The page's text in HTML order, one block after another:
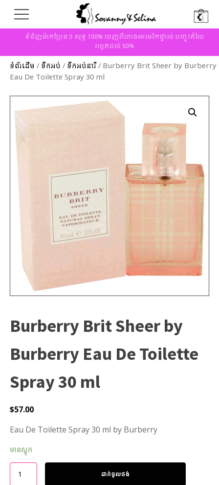
ទំនិញម៉ាកប្រែនៗ សុទ្ធ 100% ចេញពីហាងអាមេរិកផ្ទាល់ បញ្ចុះតំលៃ
រហូតដល់ 50%
ទំព័រដើម / ទឹកអប់ / ទឹកអប់នារី/ Burberry Brit Sheer by Burberry
Eau De Toilette Spray 30 ml
Burberry Brit Sheer by
Burberry Eau De Toilette
Spray 30 ml
$57.00
Eau De Toilette Spray 30 ml by Burberry
មានស្តុក
ដាក់ចូលថង់